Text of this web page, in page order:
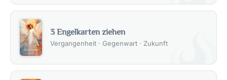
3 Engelkarten ziehen
Vergangenheit · Gegenwart · Zukunft